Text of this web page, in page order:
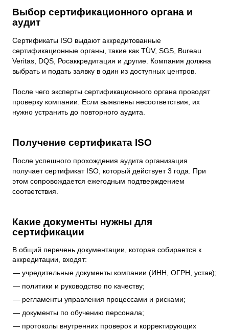
Выбор сертификационного органа и
аудит
Сертификаты ISO выдают аккредитованные
сертификационные органы, такие как TÜV, SGS, Bureau
Veritas, DQS, Росаккредитация и другие. Компания должна
выбрать и подать заявку в один из доступных центров.
После чего эксперты сертификационного органа проводят
проверку компании. Если выявлены несоответствия, их
нужно устранить до повторного аудита.
Получение сертификата ISO
После успешного прохождения аудита организация
получает сертификат ISO, который действует 3 года. При
этом сопровождается ежегодным подтверждением
соответствия.
Какие документы нужны для
сертификации
В общий перечень документации, которая собирается к
аккредитации, входят:
учредительные документы компании (ИНН, ОГРН, устав);
политики и руководство по качеству;
регламенты управления процессами и рисками;
документы по обучению персонала;
протоколы внутренних проверок и корректирующих